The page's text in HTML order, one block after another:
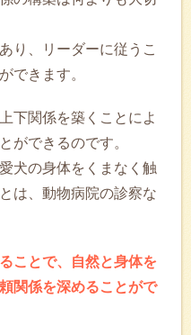
り、リーダーに従うこ
できます。
下関係を築くことによ
ができるのです。
犬の身体をくまなく触
は、動物病院の診察な
ことで、自然と身体を
関係を深めることがで